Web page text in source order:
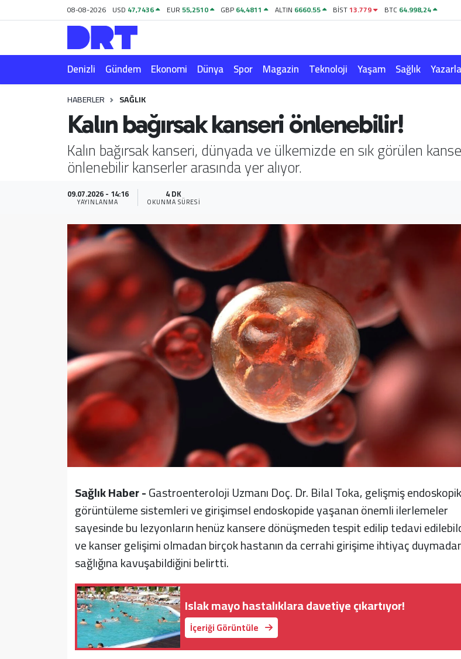
08-08-2026 USD 47,7436 EUR55,2510 GBP64,4811 ALTIN 6660.55 BİST13.779 BTC64.998,24
Denizli Gündem Ekonomi Dünya Spor Magazin Teknoloji Yaşam Sağlık
HABERLER SAĞLIK
Kalın bağırsak kanseri önlenebilir!
Kalın bağırsak kanseri, dünyada ve ülkemizde en sık görülen
önlenebilir kanserler arasında yer alıyor.
09.07.2026 - 14:16
YAYINLANMA
4 DK
OKUNMA SÜRESI
Sağlık Haber -Gastroenteroloji Uzmanı Doç. Dr. Bilal Toka, gelişmiş endoskopik
görüntüleme sistemleri ve girişimsel endoskopide yaşanan önemli ilerlemeler
sayesinde bu lezyonların henüz kansere dönüşmeden tespit edilip tedavi
ve kanser gelişimi olmadan birçok hastanın da cerrahi girişime ihtiyaç
sağlığına kavuşabildiğini belirtti.
Islak mayo hastalıklara davetiye çıkartıyor!
İçeriği Görüntüle
Gündem
Ekonomi
Magazin
Teknoloji
Resmi İlan
Resmi Reklam
Hava Durumu
Trafik Durumu
Puan Durumu ve Fikstür
Tüm Manşetler
Son Dakika Haberleri
Haber Arşivi